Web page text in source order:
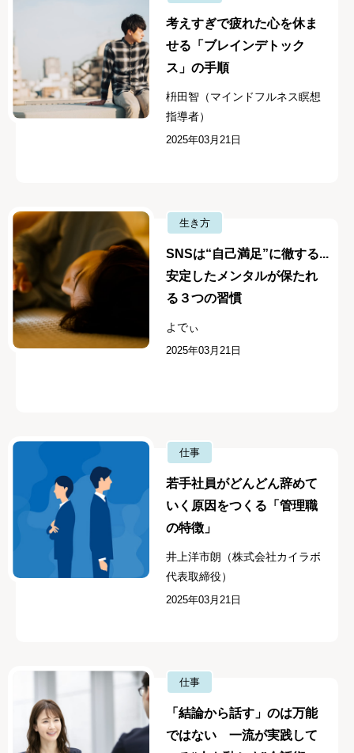
考えすぎで疲れた心を休ま
せる「ブレインデトック
ス」の手順
枡田智（マインドフルネス瞑想
指導者）
2025年03月21日
生き方
SNSは“自己満足”に徹する...
安定したメンタルが保たれ
る３つの習慣
よでぃ
2025年03月21日
仕事
若手社員がどんどん辞めて
いく原因をつくる「管理職
の特徴」
井上洋市朗（株式会社カイラボ
代表取締役）
2025年03月21日
仕事
「結論から話す」のは万能
ではない 一流が実践して